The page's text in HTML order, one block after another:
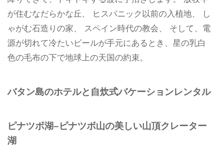
が住むなだらかな丘、 ヒスパニック以前の入植地、 し
ゃがむ石造りの家、 スペイン時代の教会、 そして、電
源が切れて冷たいビールが手元にあるとき、星の乳白
色の毛布の下で地球上の天国の約束。
バタン島のホテルと自炊式バケーションレンタル
ピナツボ湖–ピナツボ山の美しい山頂クレーター
湖